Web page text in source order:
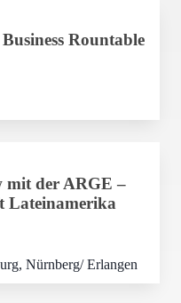
Rountable
mit der ARGE –
Lateinamerika
Nürnberg/ Erlangen